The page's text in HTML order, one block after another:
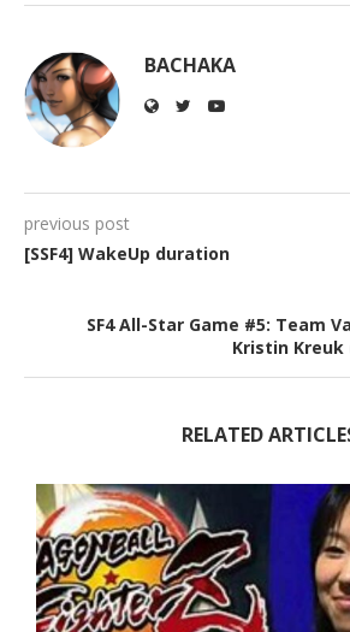
BACHAKA
previous post
[SSF4] WakeUp duration
SF4 All-Star Game #5: Team
Kristin
RELATED